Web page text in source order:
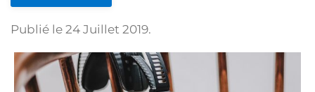
Publié le 24 Juillet 2019.